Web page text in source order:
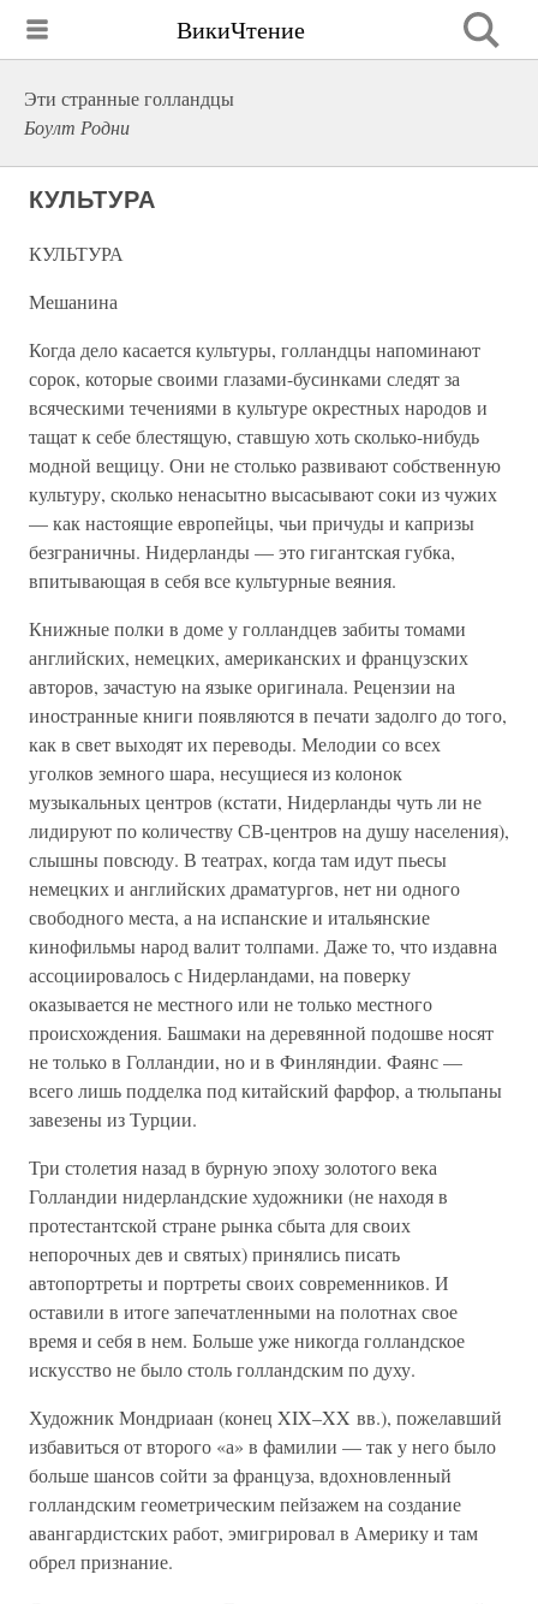
ВикиЧтение
Эти странные голландцы
Боулт Родни
КУЛЬТУРА
КУЛЬТУРА
Мешанина
Когда дело касается культуры, голландцы напоминают
сорок, которые своими глазами-бусинками следят за
всяческими течениями в культуре окрестных народов и
тащат к себе блестящую, ставшую хоть сколько-нибудь
модной вещицу. Они не столько развивают собственную
культуру, сколько ненасытно высасывают соки из чужих
— как настоящие европейцы, чьи причуды и капризы
безграничны. Нидерланды — это гигантская губка,
впитывающая в себя все культурные веяния.
Книжные полки в доме у голландцев забиты томами
английских, немецких, американских и французских
авторов, зачастую на языке оригинала. Рецензии на
иностранные книги появляются в печати задолго до того,
как в свет выходят их переводы. Мелодии со всех
уголков земного шара, несущиеся из колонок
музыкальных центров (кстати, Нидерланды чуть ли не
лидируют по количеству СВ-центров на душу населения),
слышны повсюду. В театрах, когда там идут пьесы
немецких и английских драматургов, нет ни одного
свободного места, а на испанские и итальянские
кинофильмы народ валит толпами. Даже то, что издавна
ассоциировалось с Нидерландами, на поверку
оказывается не местного или не только местного
происхождения. Башмаки на деревянной подошве носят
не только в Голландии, но и в Финляндии. Фаянс —
всего лишь подделка под китайский фарфор, а тюльпаны
завезены из Турции.
Три столетия назад в бурную эпоху золотого века
Голландии нидерландские художники (не находя в
протестантской стране рынка сбыта для своих
непорочных дев и святых) принялись писать
автопортреты и портреты своих современников. И
оставили в итоге запечатленными на полотнах свое
время и себя в нем. Больше уже никогда голландское
искусство не было столь голландским по духу.
Художник Мондриаан (конец XIX–XX вв.), пожелавший
избавиться от второго «а» в фамилии — так у него было
больше шансов сойти за француза, вдохновленный
голландским геометрическим пейзажем на создание
авангардистских работ, эмигрировал в Америку и там
обрел признание.